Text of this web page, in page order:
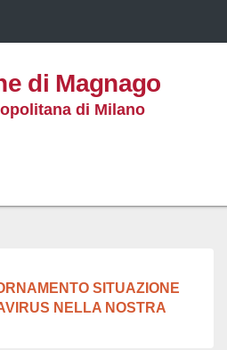
di Magnago
di Milano
SITUAZIONE
NELLA NOSTRA